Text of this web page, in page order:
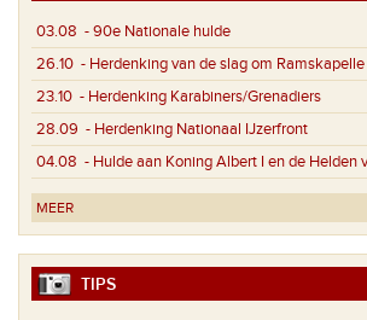
03.08 - 90e Nationale hulde
26.10 - Herdenking van de slag om Ramskapelle
23.10 - Herdenking Karabiners/Grenadiers
28.09 - Herdenking Nationaal IJzerfront
04.08 - Hulde aan Koning Albert I en de Helden
MEER
TIPS